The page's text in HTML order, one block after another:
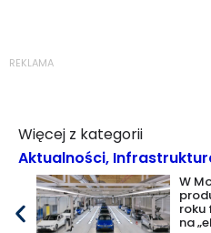
REKLAMA
Więcej z kategorii
Aktualności,
W
roku
na